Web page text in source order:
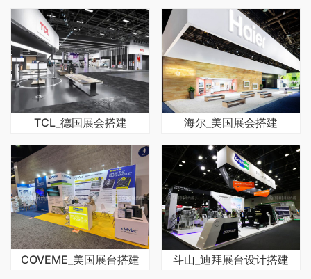
TCL_德国展会搭建 海尔_美国展会搭建
COVEME_美国展台搭建 斗山_迪拜展台设计搭建